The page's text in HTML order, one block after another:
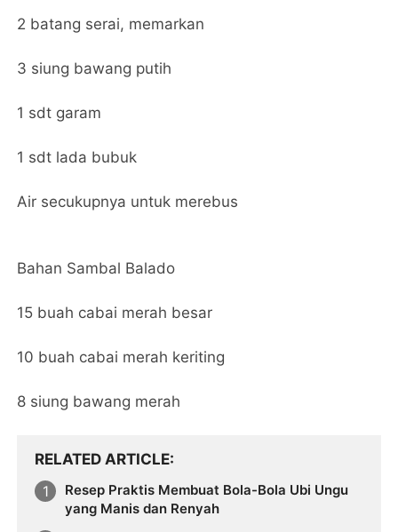
2 batang serai, memarkan
3 siung bawang putih
1 sdt garam
1 sdt lada bubuk
Air secukupnya untuk merebus
Bahan Sambal Balado
15 buah cabai merah besar
10 buah cabai merah keriting
8 siung bawang merah
RELATED ARTICLE
Resep Praktis Membuat Bola-Bola Ubi Ungu
yang Manis dan Renyah